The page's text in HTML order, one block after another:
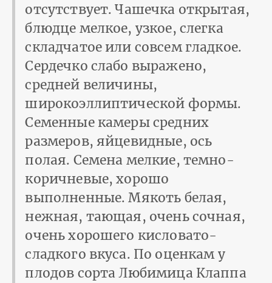
отсутствует. Чашечка открытая,
блюдце мелкое, узкое, слегка
складчатое или совсем гладкое.
Сердечко слабо выражено,
средней величины,
широкоэллиптической формы.
Семенные камеры средних
размеров, яйцевидные, ось
полая. Семена мелкие, темно-
коричневые, хорошо
выполненные. Мякоть белая,
нежная, тающая, очень сочная,
очень хорошего кисловато-
сладкого вкуса. По оценкам у
плодов сорта Любимица Клаппа